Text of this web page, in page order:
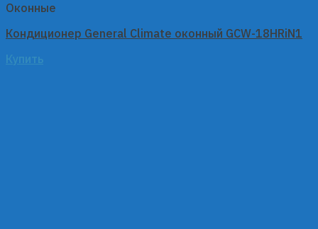
Оконные
Кондиционер General Climate оконный GCW-18HRiN1
Купить